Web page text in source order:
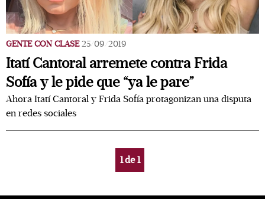
GENTE CON CLASE 25/09/2019
Itatí Cantoral arremete contra Frida
Sofía y le pide que “ya le pare”
Ahora Itatí Cantoral y Frida Sofía protagonizan una disputa
en redes sociales
1de1